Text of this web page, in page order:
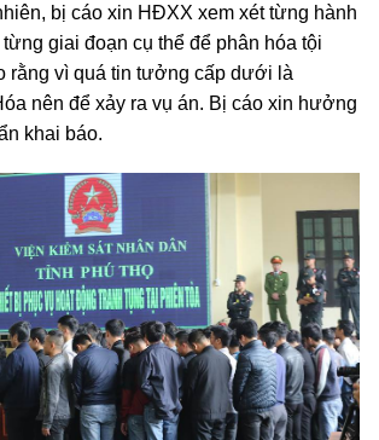
bị cáo xin HĐXX xem xét từng hành
giai đoạn cụ thể để phân hóa tội
rằng vì quá tin tưởng cấp dưới là
nên để xảy ra vụ án. Bị cáo xin hưởng
khai báo.